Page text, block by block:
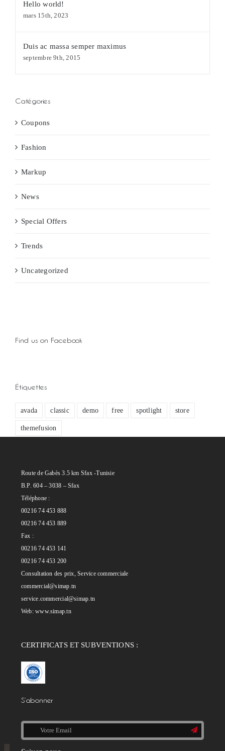
Hello world!
mars 15th, 2023
Duis ac massa semper maximus
septembre 9th, 2015
Catégories
Coupons
Fashion
Markup
News
Special Offers
Trends
Uncategorized
Find us on Facebook
Étiquettes
avada classic demo free spotlight store
themefusion
Route de Gabès 3.5 km Sfax -Tunisie
B.P. 604 – 3038 – Sfax
Téléphone :
00216 74 453 888
00216 74 453 889
Fax :
00216 74 453 141
00216 74 453 200
Consultation des prix, Service commerciale
commercial@simap.tn
service.commercial@simap.tn
Web:www.simap.tn
CERTIFICATS ET SUBVENTIONS :
S’abonner